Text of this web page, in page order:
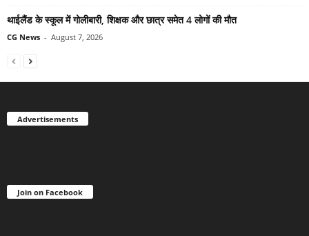
थाईलैंड के स्कूल में गोलीबारी, शिक्षक और छात्र समेत 4 लोगों की मौत
CG News - August 7, 2026
Advertisements
Join on Facebook